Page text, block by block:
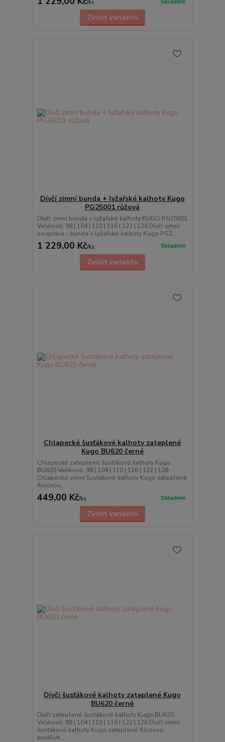
/ks Skladem
Zvolit variantu
Dívčí zimní bunda + lyžařské kalhoty Kugo
PG25001 růžová
Dívčí zimní bunda + lyžařské kalhoty KUGO PG25001
Velikosti: 98 | 104 | 110 | 116 | 122 | 128 Dívčí zimní
souprava - bunda + lyžařské kalhoty Kugo PG2...
1 229,00 Kč/ks Skladem
Zvolit variantu
Chlapecké šusťákové kalhoty zateplené
Kugo BU620 černé
Chlapecké zateplené šusťákové kalhoty Kugo
BU620 Velikosti: 98 | 104 | 110 | 116 | 122 | 128
Chlapecké zimní šusťákové kalhoty Kugo zateplené
flísovou...
449,00 Kč/ks Skladem
Zvolit variantu
Dívčí šusťákové kalhoty zateplené Kugo
BU620 černé
Dívčí zateplené šusťákové kalhoty Kugo BU620
Velikosti: 98 | 104 | 110 | 116 | 122 | 128 Dívčí zimní
šusťákové kalhoty Kugo zateplené flísovou
podšívk...